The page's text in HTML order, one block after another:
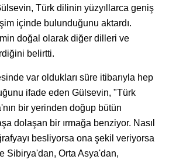
Türk dilinin yüzyıllarca geniş
içinde bulunduğunu aktardı.
doğal olarak diğer dilleri ve
belirtti.
var oldukları süre itibarıyla hep
ifade eden Gülsevin, "Türk
bir yerinden doğup bütün
dolaşan bir ırmağa benziyor. Nasıl
besliyorsa ona şekil veriyorsa
Sibirya'dan, Orta Asya'dan,